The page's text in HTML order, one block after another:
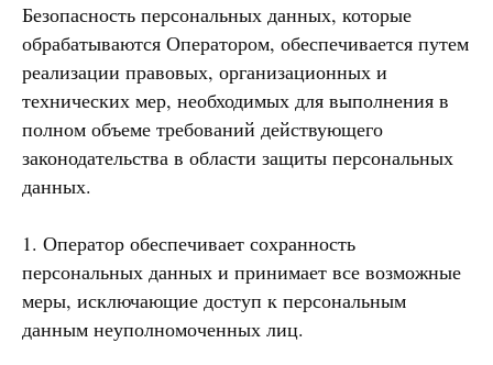
Безопасность персональных данных, которые
обрабатываются Оператором, обеспечивается путем
реализации правовых, организационных и
технических мер, необходимых для выполнения в
полном объеме требований действующего
законодательства в области защиты персональных
данных.
1. Оператор обеспечивает сохранность
персональных данных и принимает все возможные
меры, исключающие доступ к персональным
данным неуполномоченных лиц.